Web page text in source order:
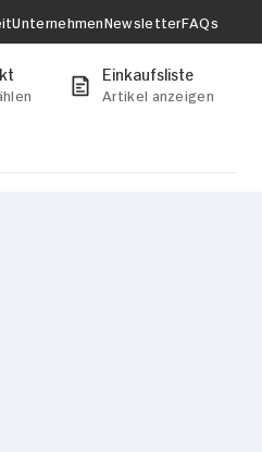
UnternehmenNewsletterFAQs
Einkaufsliste
Artikel anzeigen